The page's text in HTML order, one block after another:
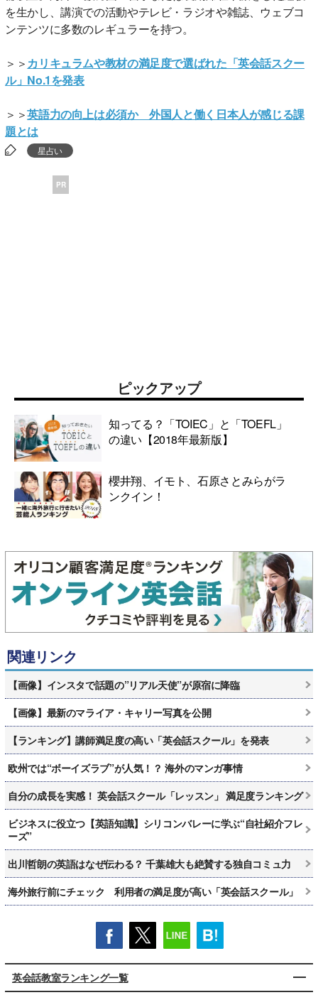
を生かし、講演での活動やテレビ・ラジオや雑誌、ウェブコ
ンテンツに多数のレギュラーを持つ。
＞＞ カリキュラムや教材の満足度で選ばれた「英会話スクー
ル」No.1を発表
＞＞英語力の向上は必須か 外国人と働く日本人が感じる課
題とは
星占い
PR
ピックアップ
知ってる？「TOIEC」と「TOEFL」
の違い【2018年最新版】
櫻井翔、イモト、石原さとみらがラ
ンクイン！
関連リンク
【画像】インスタで話題の”リアル天使”が原宿に降臨
【画像】最新のマライア・キャリー写真を公開
【ランキング】講師満足度の高い「英会話スクール」を発表
欧州では“ボーイズラブ”が人気！？ 海外のマンガ事情
自分の成長を実感！ 英会話スクール「レッスン」 満足度ランキング
ビジネスに役立つ【英語知識】シリコンバレーに学ぶ“自社紹介フレ
ーズ”
出川哲朗の英語はなぜ伝わる？ 千葉雄大も絶賛する独自コミュ力
海外旅行前にチェック 利用者の満足度が高い「英会話スクール」
英会話教室ランキング一覧